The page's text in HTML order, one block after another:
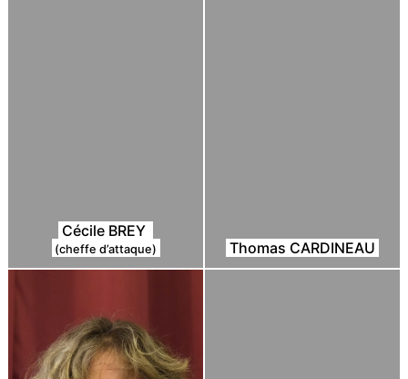
Cécile BREY
(cheffe d’attaque) Thomas CARDINEAU